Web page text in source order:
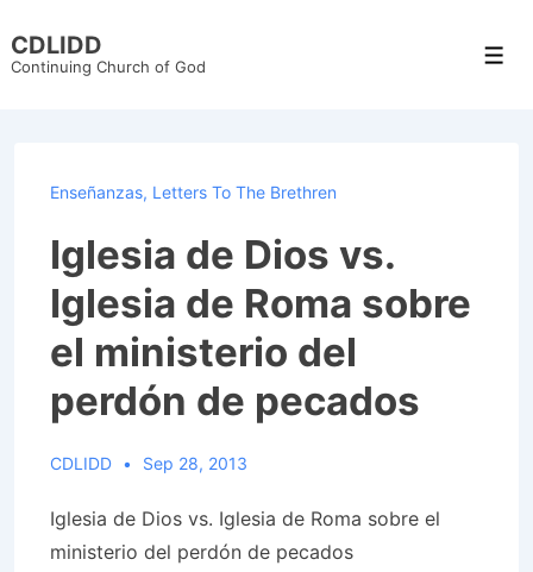
Skip
CDLIDD
Continuing Church of God
Enseñanzas, Letters To The Brethren
Iglesia de Dios vs.
Iglesia de Roma sobre
el ministerio del
perdón de pecados
CDLIDD Sep 28, 2013
Iglesia de Dios vs. Iglesia de Roma sobre el
ministerio del perdón de pecados